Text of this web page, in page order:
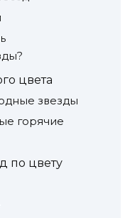
цвета
звезды
горячие
по цвету